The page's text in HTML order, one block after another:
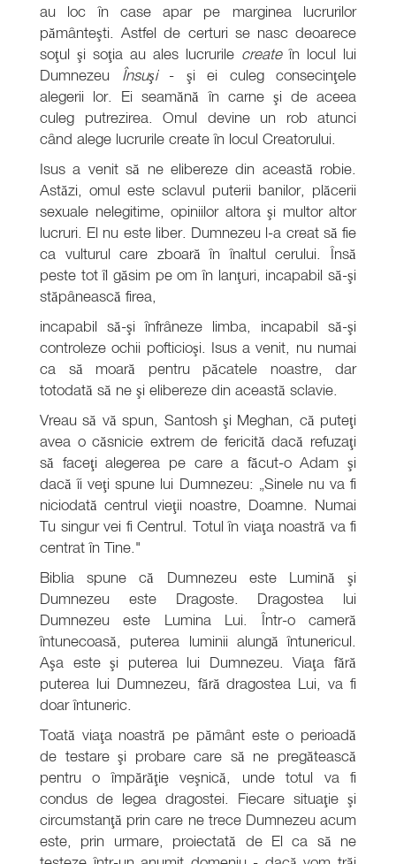
au loc în case apar pe marginea lucrurilor
pământeşti. Astfel de certuri se nasc deoarece
soţul şi soţia au ales lucrurile createîn locul lui
Dumnezeu Însuşi - şi ei culeg consecinţele
alegerii lor. Ei seamănă în carne şi de aceea
culeg putrezirea. Omul devine un rob atunci
când alege lucrurile create în locul Creatorului.
Isus a venit să ne elibereze din această robie.
Astăzi, omul este sclavul puterii banilor, plăcerii
sexuale nelegitime, opiniilor altora şi multor altor
lucruri. El nu este liber. Dumnezeu l-a creat să fie
ca vulturul care zboară în înaltul cerului. Însă
peste tot îl găsim pe om în lanţuri, incapabil să-şi
stăpânească firea,
incapabil să-şi înfrâneze limba, incapabil să-şi
controleze ochii pofticioşi. Isus a venit, nu numai
ca să moară pentru păcatele noastre, dar
totodată să ne şi elibereze din această sclavie.
Vreau să vă spun, Santosh şi Meghan, că puteţi
avea o căsnicie extrem de fericită dacă refuzaţi
să faceţi alegerea pe care a făcut-o Adam şi
dacă îi veţi spune lui Dumnezeu: „Sinele nu va fi
niciodată centrul vieţii noastre, Doamne. Numai
Tu singur vei fi Centrul. Totul în viaţa noastră va fi
centrat în Tine."
Biblia spune că Dumnezeu este Lumină şi
Dumnezeu este Dragoste. Dragostea lui
Dumnezeu este Lumina Lui. Într-o cameră
întunecoasă, puterea luminii alungă întunericul.
Aşa este şi puterea lui Dumnezeu. Viaţa fără
puterea lui Dumnezeu, fără dragostea Lui, va fi
doar întuneric.
Toată viaţa noastră pe pământ este o perioadă
de testare şi probare care să ne pregătească
pentru o împărăţie veşnică, unde totul va fi
condus de legea dragostei. Fiecare situaţie şi
circumstanţă prin care ne trece Dumnezeu acum
este, prin urmare, proiectată de El ca să ne